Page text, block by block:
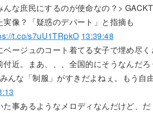
んな庶民にするのが使命なの？>
実像？「疑惑のデパート」と指摘も
t.co/s7uU1TRpkO 13:39:48
ベージュのコート着てる女子で埋め尽く
付近。まあ、、、全国的にそうなんだろ
んな「制服」がすきだよねぇ。もう自
た事あるようなメロディなんだけど、だ